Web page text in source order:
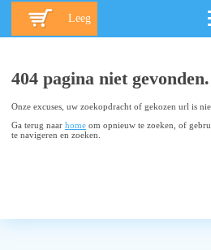
Leeg
404 pagina niet gevonden.
Onze excuses, uw zoekopdracht of gekozen url is
Ga terug naar home om opnieuw te zoeken, of
te navigeren en zoeken.